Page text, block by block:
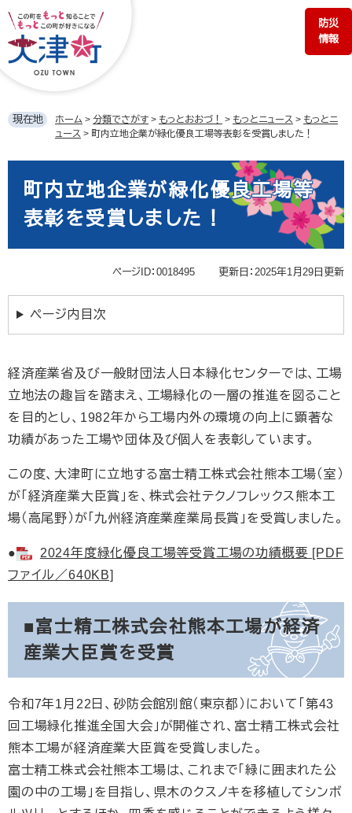
ジ
の
す。
ュ
ー
し
防災
情報
現在地 ホーム > 分類でさがす > もっとおおづ！ > もっとニュース > もっとニ
ュース > 町内立地企業が緑化優良工場等表彰を受賞しました！
町内立地企業が緑化優良工場等
表彰を受賞しました！
ページID：0018495 更新日：2025年1月29日更新
ページ内目次
経済産業省及び一般財団法人日本緑化センターでは、工場
立地法の趣旨を踏まえ、工場緑化の一層の推進を図ること
を目的とし、1982年から工場内外の環境の向上に顕著な
功績があった工場や団体及び個人を表彰しています。
この度、大津町に立地する富士精工株式会社熊本工場（室）
が「経済産業大臣賞」を、株式会社テクノフレックス熊本工
場（高尾野）が「九州経済産業産業局長賞」を受賞しました。
●
2024年度緑化優良工場等受賞工場の功績概要 [PDF
ファイル／640KB]
■富士精工株式会社熊本工場が経済
産業大臣賞を受賞
令和7年1月22日、砂防会館別館（東京都）において「第43
回工場緑化推進全国大会」が開催され、富士精工株式会社
熊本工場が経済産業大臣賞を受賞しました。
富士精工株式会社熊本工場は、これまで「緑に囲まれた公
園の中の工場」を目指し、県木のクスノキを移植してシンボ